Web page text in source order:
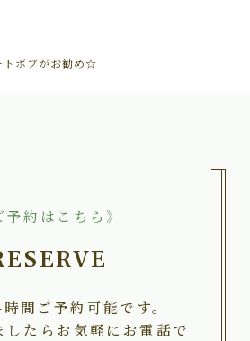
トボブがお勧め☆
予約はこちら》
間ご予約可能です。
したらお気軽にお電話で